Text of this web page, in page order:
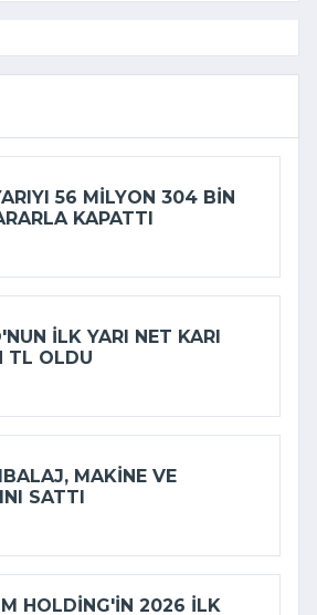
56 MILYON 304 BIN
KAPATTI
ILK YARI NET KARI
TL OLDU
MAKINE VE
SATTI
HOLDING'IN 2026 ILK